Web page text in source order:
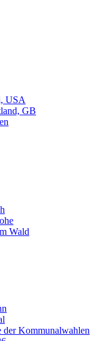
USA
GB
Wald
der Kommunalwahlen